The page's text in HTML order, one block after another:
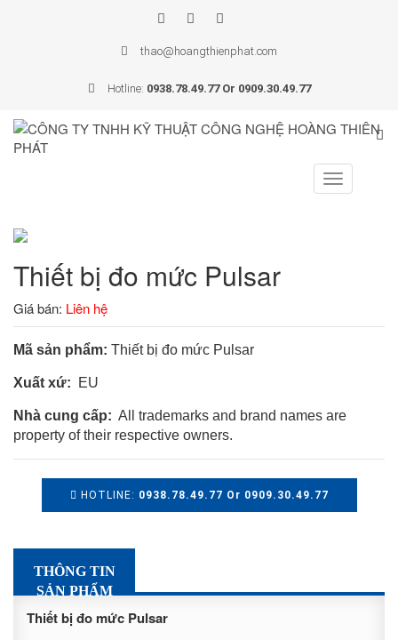
thao@hoangthienphat.com
Hotline: 0938.78.49.77 Or 0909.30.49.77
Toggle
navigation
Thiết bị đo mức Pulsar
Giá bán: Liên hệ
Mã sản phẩm: Thiết bị đo mức Pulsar
Xuất xứ: EU
Nhà cung cấp: All trademarks and brand names are
property of their respective owners.
HOTLINE: 0938.78.49.77 Or 0909.30.49.77
THÔNG TIN
SẢN PHẨM
Thiết bị đo mức Pulsar